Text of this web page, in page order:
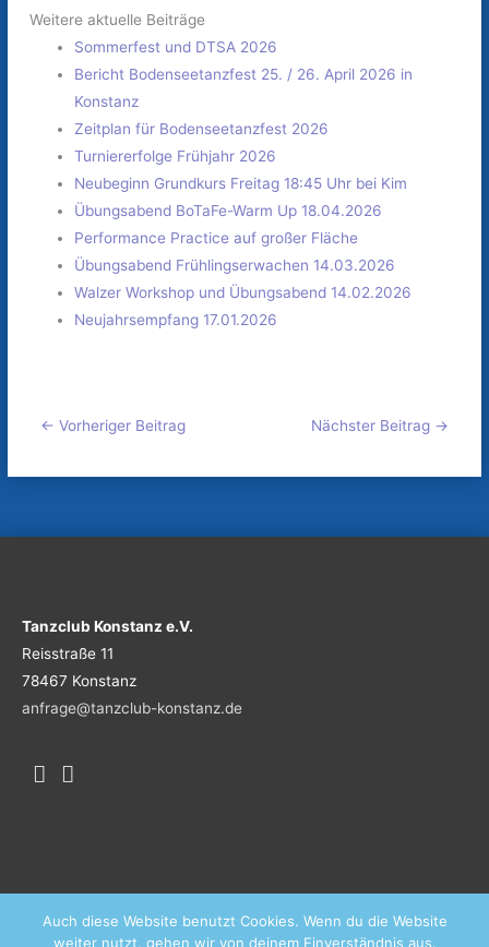
Weitere aktuelle Beiträge
Sommerfest und DTSA 2026
Bericht Bodenseetanzfest 25. / 26. April 2026 in
Konstanz
Zeitplan für Bodenseetanzfest 2026
Turniererfolge Frühjahr 2026
Neubeginn Grundkurs Freitag 18:45 Uhr bei Kim
Übungsabend BoTaFe-Warm Up 18.04.2026
Performance Practice auf großer Fläche
Übungsabend Frühlingserwachen 14.03.2026
Walzer Workshop und Übungsabend 14.02.2026
Neujahrsempfang 17.01.2026
← Vorheriger Beitrag Nächster Beitrag →
Tanzclub Konstanz e.V.
Reisstraße 11
78467 Konstanz
anfrage@tanzclub-konstanz.de
Auch diese Website benutzt Cookies. Wenn du die Website
weiter nutzt, gehen wir von deinem Einverständnis aus.